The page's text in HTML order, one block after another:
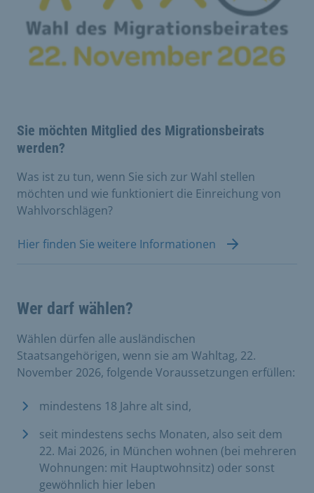
Sie möchten Mitglied des Migrationsbeirats
werden?
Was ist zu tun, wenn Sie sich zur Wahl stellen
möchten und wie funktioniert die Einreichung von
Wahlvorschlägen?
Hier finden Sie weitere Informationen
Wer darf wählen?
Wählen dürfen alle ausländischen
Staatsangehörigen, wenn sie am Wahltag, 22.
November 2026, folgende Voraussetzungen erfüllen:
mindestens 18 Jahre alt sind,
seit mindestens sechs Monaten, also seit dem
22. Mai 2026, in München wohnen (bei mehreren
Wohnungen: mit Hauptwohnsitz) oder sonst
gewöhnlich hier leben